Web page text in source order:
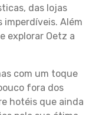
das lojas
imperdíveis. Além
explorar Oetz a
com um toque
fora dos
hotéis que ainda